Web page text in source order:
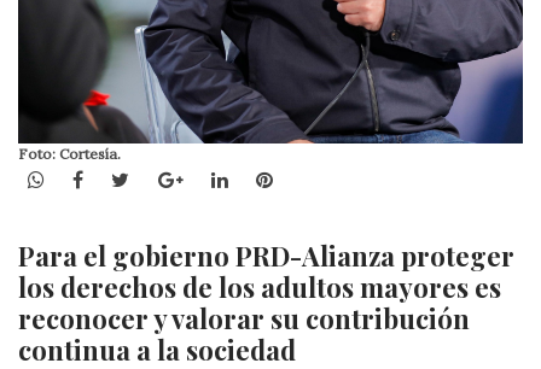
Foto: Cortesía.
WhatsApp
Facebook
TwitterGoogle+LinkedInPinterest
Para el gobierno PRD-Alianza proteger
los derechos de los adultos mayores es
reconocer y valorar su contribución
continua a la sociedad